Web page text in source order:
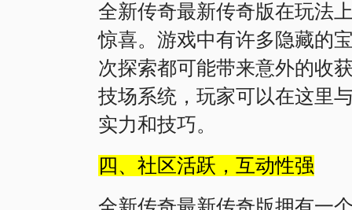
全新传奇最新传奇版在玩法
惊喜。游戏中有许多隐藏的
次探索都可能带来意外的收
技场系统，玩家可以在这里
实力和技巧。
四、社区活跃，互动性强